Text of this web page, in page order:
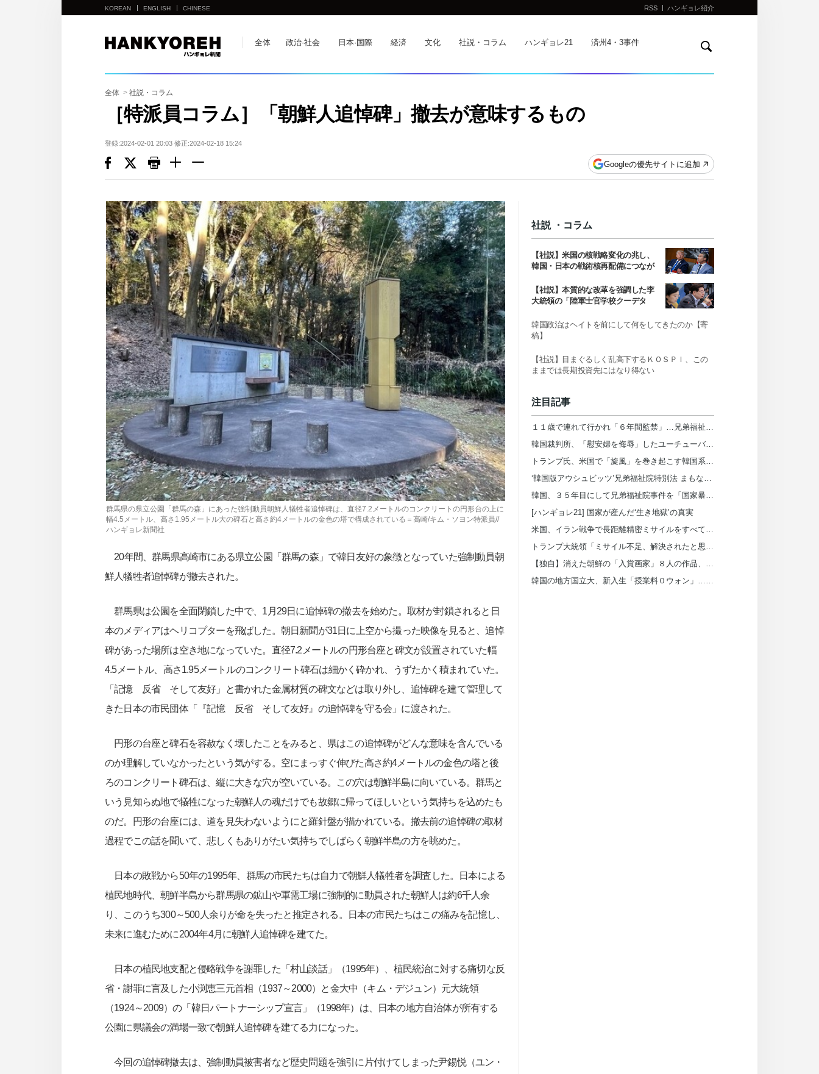
他
国
の
ト
の
リ
ク
다
른
나
라
사
이
트
링
크
KOREAN ENGLISH CHINESE
全体 政治·社会 日本·国際 経済 文化 社説・コラム ハンギョレ21 済州4・3事件
検
RSS ハンギョレ紹介
全体 > 社説・コラム
［特派員コラム］「朝鮮人追悼碑」撤去が意味するもの
登録:2024-02-01 20:03 修正:2024-02-18 15:24
Googleの優先サイトに追加
群馬県の県立公園「群馬の森」にあった強制動員朝鮮人犠牲者追悼碑は、直径7.2メートルのコンクリートの円形台の上に
幅4.5メートル、高さ1.95メートル大の碑石と高さ約4メートルの金色の塔で構成されている＝高崎/キム・ソヨン特派員//
ハンギョレ新聞社
20年間、群馬県高崎市にある県立公園「群馬の森」で韓日友好の象徴となっていた強制動員朝
鮮人犠牲者追悼碑が撤去された。
群馬県は公園を全面閉鎖した中で、1月29日に追悼碑の撤去を始めた。取材が封鎖されると日
本のメディアはヘリコプターを飛ばした。朝日新聞が31日に上空から撮った映像を見ると、追悼
碑があった場所は空き地になっていた。直径7.2メートルの円形台座と碑文が設置されていた幅
4.5メートル、高さ1.95メートルのコンクリート碑石は細かく砕かれ、うずたかく積まれていた。
「記憶 反省 そして友好」と書かれた金属材質の碑文などは取り外し、追悼碑を建て管理して
きた日本の市民団体「『記憶 反省 そして友好』の追悼碑を守る会」に渡された。
円形の台座と碑石を容赦なく壊したことをみると、県はこの追悼碑がどんな意味を含んでいる
のか理解していなかったという気がする。空にまっすぐ伸びた高さ約4メートルの金色の塔と後
ろのコンクリート碑石は、縦に大きな穴が空いている。この穴は朝鮮半島に向いている。群馬と
いう見知らぬ地で犠牲になった朝鮮人の魂だけでも故郷に帰ってほしいという気持ちを込めたも
のだ。円形の台座には、道を見失わないようにと羅針盤が描かれている。撤去前の追悼碑の取材
過程でこの話を聞いて、悲しくもありがたい気持ちでしばらく朝鮮半島の方を眺めた。
日本の敗戦から50年の1995年、群馬の市民たちは自力で朝鮮人犠牲者を調査した。日本による
植民地時代、朝鮮半島から群馬県の鉱山や軍需工場に強制的に動員された朝鮮人は約6千人余
り、このうち300～500人余りが命を失ったと推定される。日本の市民たちはこの痛みを記憶し、
未来に進むために2004年4月に朝鮮人追悼碑を建てた。
日本の植民地支配と侵略戦争を謝罪した「村山談話」（1995年）、植民統治に対する痛切な反
省・謝罪に言及した小渕恵三元首相（1937～2000）と金大中（キム・デジュン）元大統領
（1924～2009）の「韓日パートナーシップ宣言」（1998年）は、日本の地方自治体が所有する
公園に県議会の満場一致で朝鮮人追悼碑を建てる力になった。
今回の追悼碑撤去は、強制動員被害者など歴史問題を強引に片付けてしまった尹錫悦（ユン・
社説 ・コラム
【社説】米国の核戦略変化の兆し、
韓国・日本の戦術核再配備につなが
【社説】本質的な改革を強調した李
大統領の「陸軍士官学校クーデタ
韓国政治はヘイトを前にして何をしてきたのか【寄
稿】
【社説】目まぐるしく乱高下するＫＯＳＰＩ、この
ままでは長期投資先にはなり得ない
注目記事
１１歳で連れて行かれ「６年間監禁」…兄弟福祉院が私の人生を壊した＝韓国
韓国裁判所、「慰安婦を侮辱」したユーチューバーによる「正義連の名誉毀損」認める
トランプ氏、米国で「旋風」を巻き起こす韓国系知事候補を「共産主義者の狂人」と非難
‘韓国版アウシュビッツ’兄弟福祉院特別法 まもなく再発議
韓国、３５年目にして兄弟福祉院事件を「国家暴力」と初認定…死者は６５７人
[ハンギョレ21] 国家が産んだ‘生き地獄’の真実
米国、イラン戦争で長距離精密ミサイルをすべて消費
トランプ大統領「ミサイル不足、解決されたと思っていた」…ヘグセス長官を厳しく叱責
【独自】消えた朝鮮の「入賞画家」８人の作品、日本の皇室が所蔵していた
韓国の地方国立大、新入生「授業料０ウォン」…来年から全額奨学金検討